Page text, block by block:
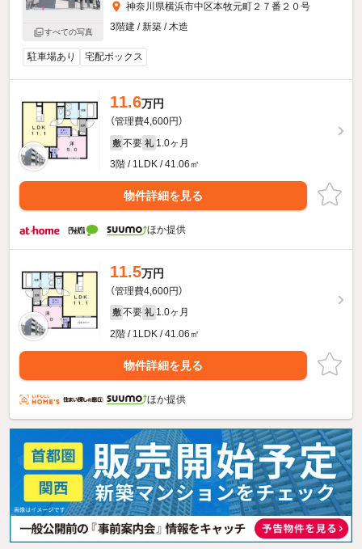
すべての写真
神奈川県横浜市中区本牧元町２７番２０号
3階建 / 新築 / 木造
駐車場あり 宅配ボックス
11.6万円
（管理費4,600円）
敷 不要 礼 1.0ヶ月
3階 / 1LDK / 41.06㎡
物件詳細を見る
ほか提供
11.5万円
（管理費4,600円）
敷 不要 礼 1.0ヶ月
2階 / 1LDK / 41.06㎡
物件詳細を見る
ほか提供